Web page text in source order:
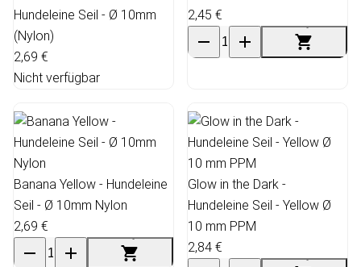
Hundeleine Seil - Ø 10mm
(Nylon)
2,69 €
Nicht verfügbar
2,45 €
Banana Yellow - Hundeleine
Seil - Ø 10mm Nylon
2,69 €
Glow in the Dark -
Hundeleine Seil - Yellow Ø
10 mm PPM
2,84 €